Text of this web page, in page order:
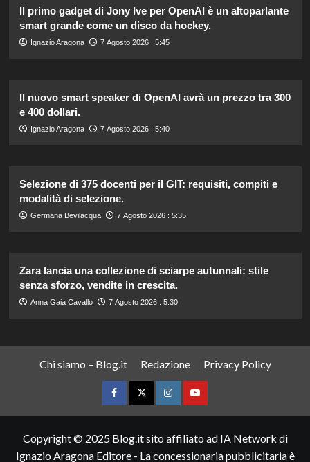
Il primo gadget di Jony Ive per OpenAI è un altoparlante
smart grande come un disco da hockey.
Ignazio Aragona 7 Agosto 2026 : 5:45
Il nuovo smart speaker di OpenAI avrà un prezzo tra 300
e 400 dollari.
Ignazio Aragona 7 Agosto 2026 : 5:40
Selezione di 375 docenti per il GIT: requisiti, compiti e
modalità di selezione.
Germana Bevilacqua 7 Agosto 2026 : 5:35
Zara lancia una collezione di sciarpe autunnali: stile
senza sforzo, vendite in crescita.
Anna Gaia Cavallo 7 Agosto 2026 : 5:30
Chi siamo – Blog.it Redazione Privacy Policy
FacebookTwitterInstagramYouTube
Copyright © 2025 Blog.it sito affiliato ad IA Network di
Ignazio Aragona Editore - La concessionaria pubblicitaria è